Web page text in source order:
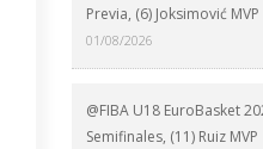
Previa, (6) Joksimović MVP
01/08/2026
@FIBA U18 EuroBasket
Semifinales, (11) Ruiz MVP